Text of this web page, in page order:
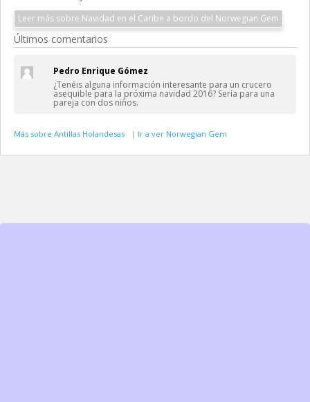
Leer más sobre Navidad en el Caribe a bordo del Norwegian Gem
Últimos comentarios
Pedro Enrique Gómez
¿Tenéis alguna información interesante para un crucero
asequible para la próxima navidad 2016? Sería para una
pareja con dos niños.
Más sobre Antillas Holandesas | Ir a ver Norwegian Gem